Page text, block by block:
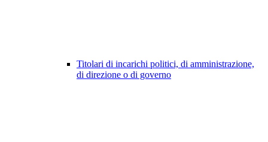
Titolari di incarichi politici, di amministrazione,
di direzione o di governo